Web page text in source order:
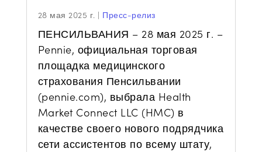
28 мая 2025 г. | Пресс-релиз
ПЕНСИЛЬВАНИЯ – 28 мая 2025 г. –
Pennie, официальная торговая
площадка медицинского
страхования Пенсильвании
(pennie.com), выбрала Health
Market Connect LLC (HMC) в
качестве своего нового подрядчика
сети ассистентов по всему штату,